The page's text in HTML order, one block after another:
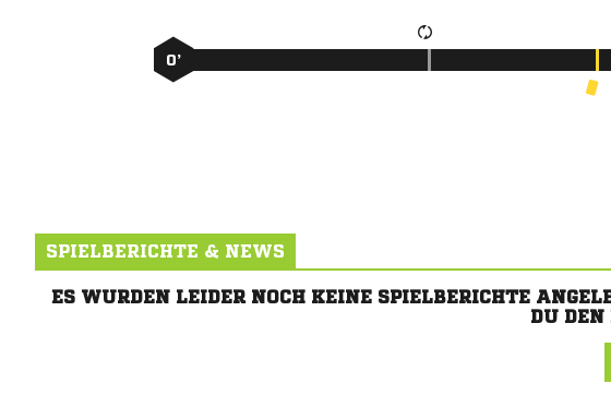
0’
SPIELBERICHTE & NEWS
ES WURDEN LEIDER NOCH KEINE SPIELBERICHTE
DU DEN